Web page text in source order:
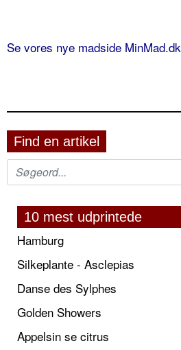
Se vores nye madside MinMad.dk
Find en artikel
10 mest udprintede
Hamburg
Silkeplante - Asclepias
Danse des Sylphes
Golden Showers
Appelsin se citrus